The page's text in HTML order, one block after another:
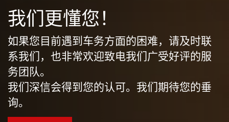
我们更懂您！
如果您目前遇到车务方面的困难，请及时联
系我们，也非常欢迎致电我们广受好评的服
务团队。
我们深信会得到您的认可。我们期待您的垂
询。